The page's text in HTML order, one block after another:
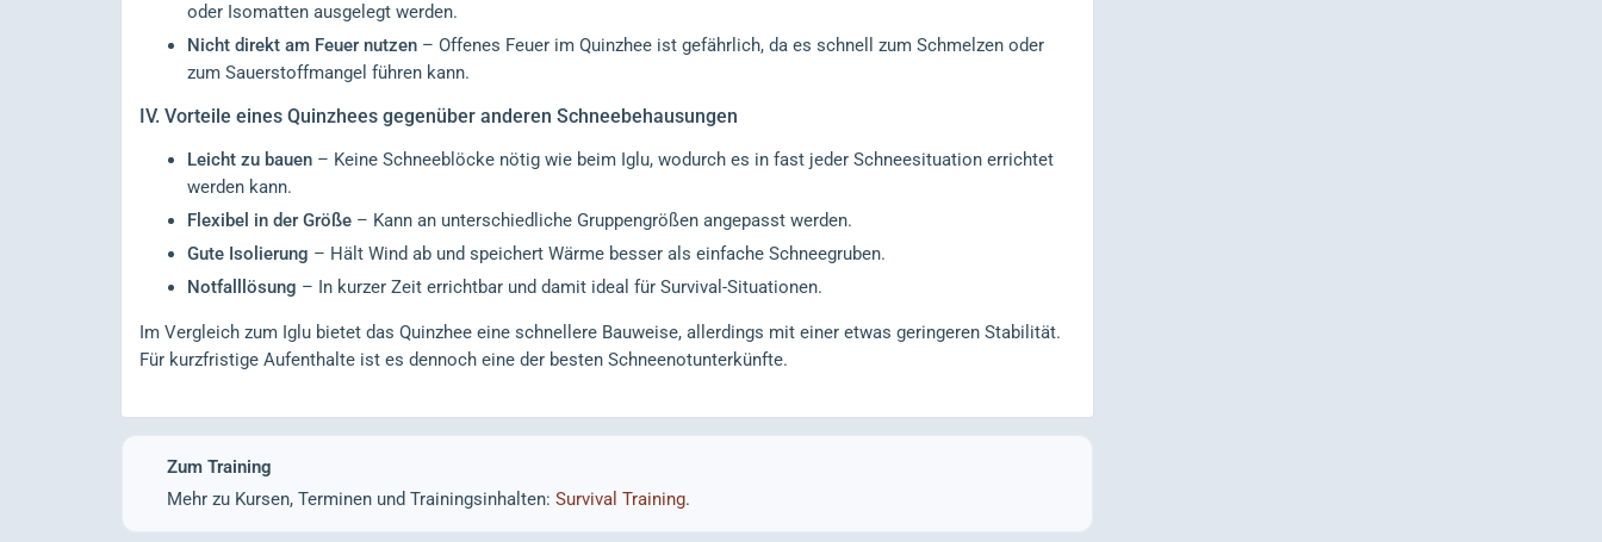
oder Isomatten ausgelegt werden.
Nicht direkt am Feuer nutzen – Offenes Feuer im Quinzhee ist gefährlich, da es schnell zum Schmelzen oder
zum Sauerstoffmangel führen kann.
IV. Vorteile eines Quinzhees gegenüber anderen Schneebehausungen
Leicht zu bauen – Keine Schneeblöcke nötig wie beim Iglu, wodurch es in fast jeder Schneesituation errichtet
werden kann.
Flexibel in der Größe – Kann an unterschiedliche Gruppengrößen angepasst werden.
Gute Isolierung – Hält Wind ab und speichert Wärme besser als einfache Schneegruben.
Notfalllösung – In kurzer Zeit errichtbar und damit ideal für Survival-Situationen.
Im Vergleich zum Iglu bietet das Quinzhee eine schnellere Bauweise, allerdings mit einer etwas geringeren Stabilität.
Für kurzfristige Aufenthalte ist es dennoch eine der besten Schneenotunterkünfte.
Zum Training
Mehr zu Kursen, Terminen und Trainingsinhalten: Survival Training.